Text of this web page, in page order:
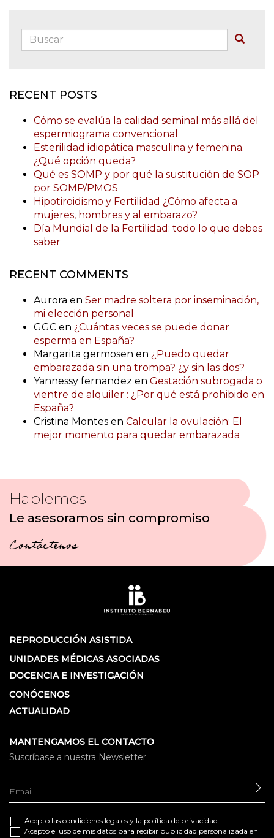
Buscar:
RECENT POSTS
Cómo se evalúa la calidad seminal más allá del
espermiograma convencional
Esterilidad idiopática masculina y femenina.
¿Qué opción queda?
Qué es SOMP y por qué la sustitución de SOP
por SOMP/PMOS
Hipotiroidismo y Fertilidad ¿Cómo afecta a
mujeres, hombres y al embarazo?
Día Mundial de la Fertilidad: todo lo que debes
saber
RECENT COMMENTS
Aurora en Ser madre soltera por inseminación,
mi elección personal
GGC en ¿Cuántas veces se puede donar
esperma en España?
Margarita germosen en ¿Puedo quedar
embarazada sin una trompa? ¿y sin las dos?
Yannessy fernandez en Gestación subrogada o
vientre de alquiler : ¿Por qué está prohibido en
España?
Cristina Montes en Calcular la ovulación: El
mejor momento para quedar embarazada
Hablemos
Le asesoramos sin compromiso
Contáctenos
REPRODUCCIÓN ASISTIDA
UNIDADES MÉDICAS ASOCIADAS
DOCENCIA E INVESTIGACIÓN
CONÓCENOS
ACTUALIDAD
MANTENGAMOS EL CONTACTO
Suscríbase a nuestra Newsletter
Acepto las condiciones legales y la política de privacidad
Acepto el uso de mis datos para recibir publicidad personalizada en